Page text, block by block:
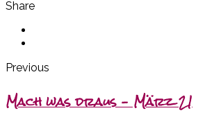
Share
Previous
Mach was draus – März 21